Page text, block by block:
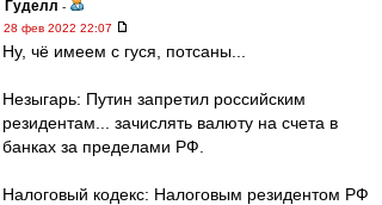
Гуделл -
28 фев 2022 22:07
Ну, чё имеем с гуся, потсаны...
Незыгарь: Путин запретил российским
резидентам... зачислять валюту на счета в
банках за пределами РФ.
Налоговый кодекс: Налоговым резидентом РФ